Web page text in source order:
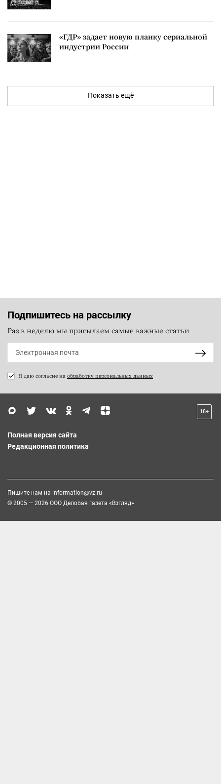
«ГДР» задает новую планку сериальной
индустрии России
Показать ещё
Подпишитесь на рассылку
Раз в неделю мы присылаем самые важные статьи
Я даю согласие на обработку персональных данных
18+
Полная версия сайта
Редакционная политика
Пишите нам на information@vz.ru
© 2005 — 2026 ООО Деловая газета «Взгляд»